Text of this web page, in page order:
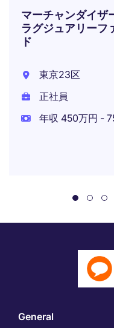
マーチャンダイザ
ラグジュアリーフ
ド
東京23区
正社員
年収 450万円 -
General